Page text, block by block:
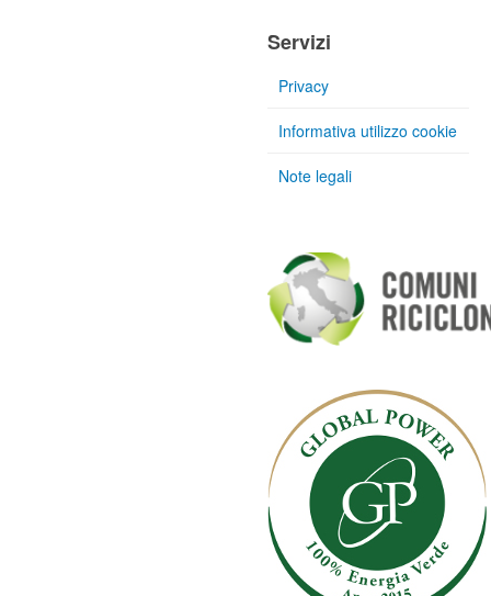
Servizi
Privacy
Informativa utilizzo cookie
Note legali